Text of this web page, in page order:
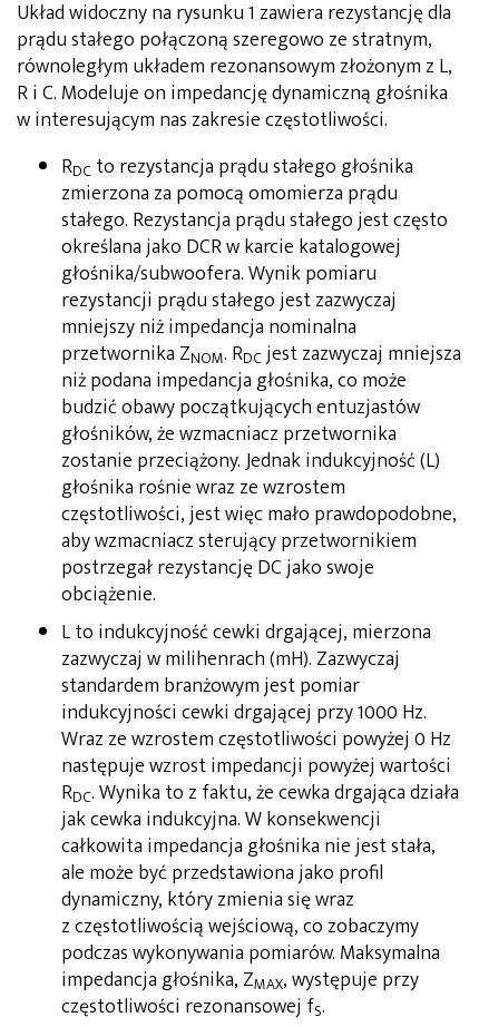
Układ widoczny na rysunku 1 zawiera rezystancję dla
prądu stałego połączoną szeregowo ze stratnym,
równoległym układem rezonansowym złożonym z L,
R i C. Modeluje on impedancję dynamiczną głośnika
w interesującym nas zakresie częstotliwości.
RDC to rezystancja prądu stałego głośnika
zmierzona za pomocą omomierza prądu
stałego. Rezystancja prądu stałego jest często
określana jako DCR w karcie katalogowej
głośnika/subwoofera. Wynik pomiaru
rezystancji prądu stałego jest zazwyczaj
mniejszy niż impedancja nominalna
przetwornika ZNOM. RDCjest zazwyczaj mniejsza
niż podana impedancja głośnika, co może
budzić obawy początkujących entuzjastów
głośników, że wzmacniacz przetwornika
zostanie przeciążony. Jednak indukcyjność (L)
głośnika rośnie wraz ze wzrostem
częstotliwości, jest więc mało prawdopodobne,
aby wzmacniacz sterujący przetwornikiem
postrzegał rezystancję DC jako swoje
obciążenie.
L to indukcyjność cewki drgającej, mierzona
zazwyczaj w milihenrach (mH). Zazwyczaj
standardem branżowym jest pomiar
indukcyjności cewki drgającej przy 1000 Hz.
Wraz ze wzrostem częstotliwości powyżej 0 Hz
następuje wzrost impedancji powyżej wartości
RDC. Wynika to z faktu, że cewka drgająca działa
jak cewka indukcyjna. W konsekwencji
całkowita impedancja głośnika nie jest stała,
ale może być przedstawiona jako profil
dynamiczny, który zmienia się wraz
z częstotliwością wejściową, co zobaczymy
podczas wykonywania pomiarów. Maksymalna
impedancja głośnika, ZMAX, występuje przy
częstotliwości rezonansowej fS.